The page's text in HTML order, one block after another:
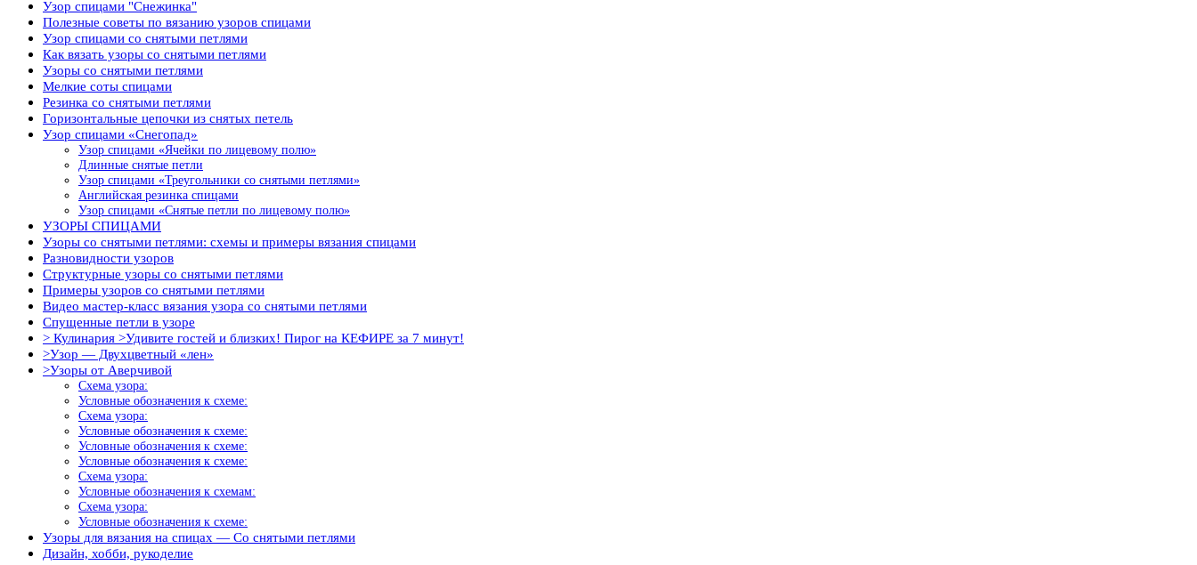
Узор спицами "Снежинка"
Полезные советы по вязанию узоров спицами
Узор спицами со снятыми петлями
Как вязать узоры со снятыми петлями
Узоры со снятыми петлями
Мелкие соты спицами
Резинка со снятыми петлями
Горизонтальные цепочки из снятых петель
Узор спицами «Снегопад»
Узор спицами «Ячейки по лицевому полю»
Длинные снятые петли
Узор спицами «Треугольники со снятыми петлями»
Английская резинка спицами
Узор спицами «Снятые петли по лицевому полю»
УЗОРЫ СПИЦАМИ
Узоры со снятыми петлями: схемы и примеры вязания спицами
Разновидности узоров
Структурные узоры со снятыми петлями
Примеры узоров со снятыми петлями
Видео мастер-класс вязания узора со снятыми петлями
Спущенные петли в узоре
> Кулинария >Удивите гостей и близких! Пирог на КЕФИРЕ за 7 минут!
>Узор — Двухцветный «лен»
>Узоры от Аверчивой
Схема узора:
Условные обозначения к схеме:
Схема узора:
Условные обозначения к схеме:
Условные обозначения к схеме:
Условные обозначения к схеме:
Схема узора:
Условные обозначения к схемам:
Схема узора:
Условные обозначения к схеме:
Узоры для вязания на спицах — Со снятыми петлями
Дизайн, хобби, рукоделие